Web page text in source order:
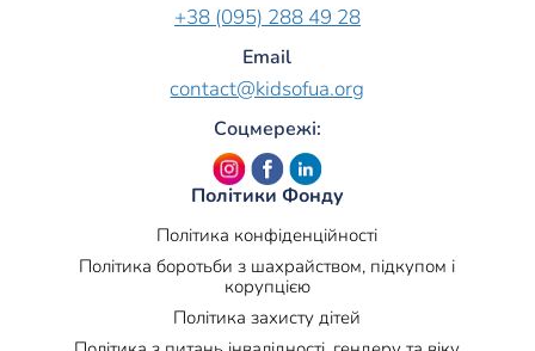
+38 (095) 288 49 28
Email
contact@kidsofua.org
Соцмережі:
Політики Фонду
Політика конфіденційності
Політика боротьби з шахрайством, підкупом і
корупцією
Політика захисту дітей